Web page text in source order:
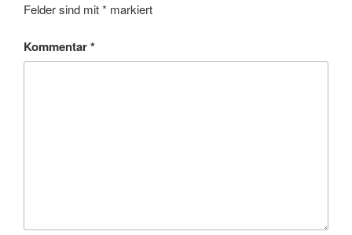
Felder sind mit* markiert
Kommentar*